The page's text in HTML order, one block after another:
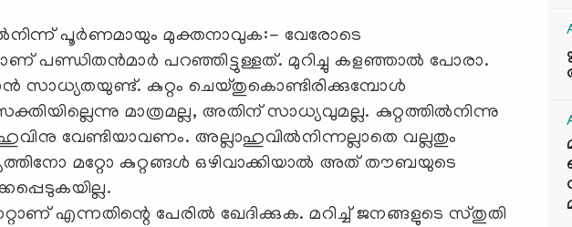
പൂര്‍ണമായും മുക്തനാവുക:- വേരോടെ
പണ്ഡിതന്‍മാര്‍ പറഞ്ഞിട്ടുള്ളത്. മുറിച്ചു കളഞ്ഞാല്‍ പോരാ.
സാധ്യതയുണ്ട്. കുറ്റം ചെയ്തുകൊണ്ടിരിക്കുമ്പോള്‍
മാത്രമല്ല, അതിന് സാധ്യവുമല്ല. കുറ്റത്തില്‍നിന്നു
വേണ്ടിയാവണം. അല്ലാഹുവില്‍നിന്നല്ലാതെ വല്ലതും
മറ്റോ കുറ്റങ്ങള്‍ ഒഴിവാക്കിയാല്‍ അത് തൗബയുടെ
എന്നതിന്റെ പേരില്‍ ഖേദിക്കുക. മറിച്ച് ജനങ്ങളുടെ സ്തുതി